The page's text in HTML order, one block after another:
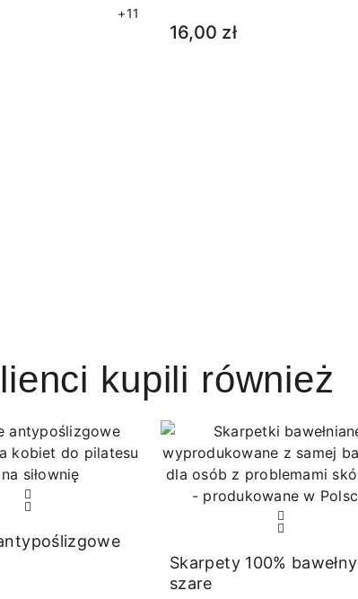
+11
16,00 zł
kupili również
Skarpety 100% bawełny
szare